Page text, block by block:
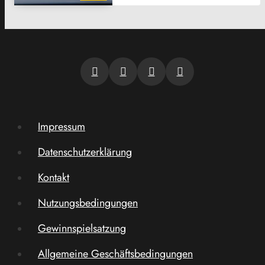
Impressum
Datenschutzerklärung
Kontakt
Nutzungsbedingungen
Gewinnspielsatzung
Allgemeine Geschäftsbedingungen